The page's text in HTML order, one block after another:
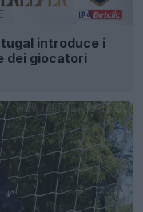
introduce i
dei giocatori